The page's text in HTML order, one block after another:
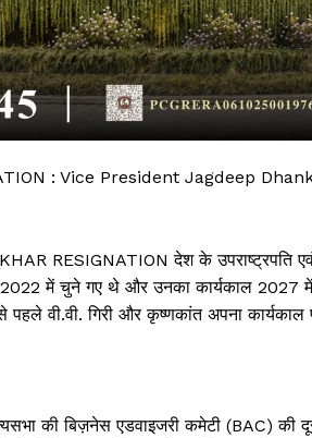
सिर्फ सच !!!
: Vice President Jagdeep
RESIGNATION देश के उपराष्ट्रपति
में चुने गए थे और उनका कार्यकाल 2027 में
वी.वी. गिरी और कृष्णकांत अपना कार्यकाल
की बिज़नेस एडवाइजरी कमेटी (BAC)